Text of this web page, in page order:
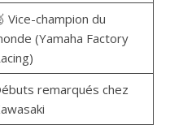
Vice-champion du
(Yamaha Factory
remarqués chez